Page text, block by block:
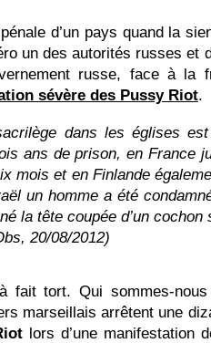
d’un pays quand la
un des autorités russes et
russe, face à la
sévère des Pussy Riot.
dans les églises est
ans de prison, en France
mois et en Finlande
un homme a été
la tête coupée d’un cochon
20/08/2012)
fait tort. Qui sommes-
marseillais arrêtent une
lors d’une manifestation